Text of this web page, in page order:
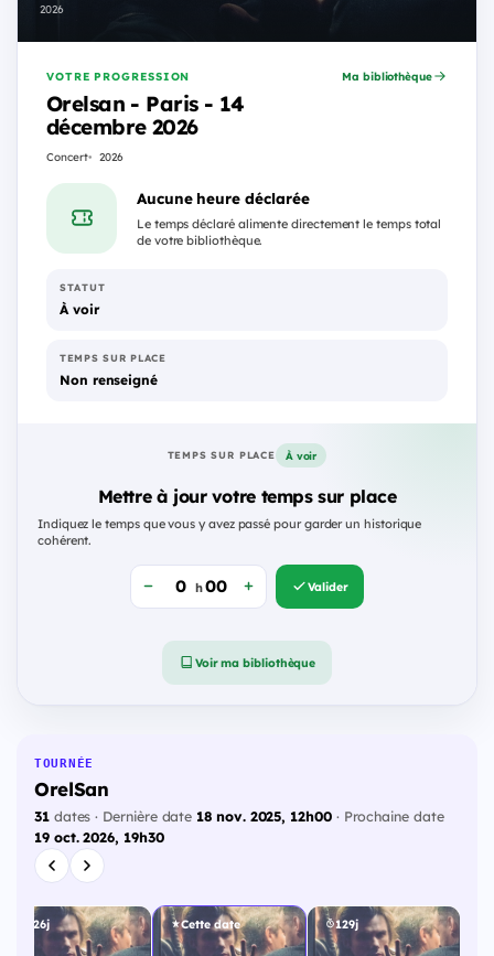
2026
VOTRE PROGRESSION
Orelsan - Paris - 14
décembre 2026
Concert 2026
Ma bibliothèque
Aucune heure déclarée
Le temps déclaré alimente directement le temps total
de votre bibliothèque.
STATUT
À voir
TEMPS SUR PLACE
Non renseigné
TEMPS SUR PLACE À voir
Mettre à jour votre temps sur place
Indiquez le temps que vous y avez passé pour garder un historique
cohérent.
h Valider
Voir ma bibliothèque
TOURNÉE
OrelSan
31dates · Dernière date 18 nov. 2025, 12h00· Prochaine date
19 oct. 2026, 19h30
126j Cette date 129j